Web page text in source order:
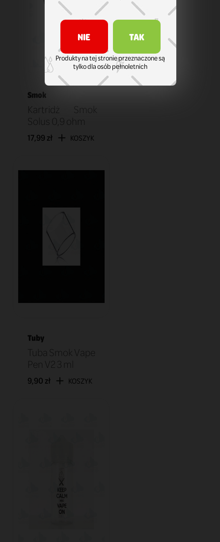
Smok
Kartridż Smok
Solus 0,9 ohm
17,99 zł KOSZYK
Tuby
Tuba Smok Vape
Pen V2 3 ml
9,90 zł KOSZYK
NIE TAK
Produkty na tej stronie przeznaczone są
tylko dla osób pełnoletnich